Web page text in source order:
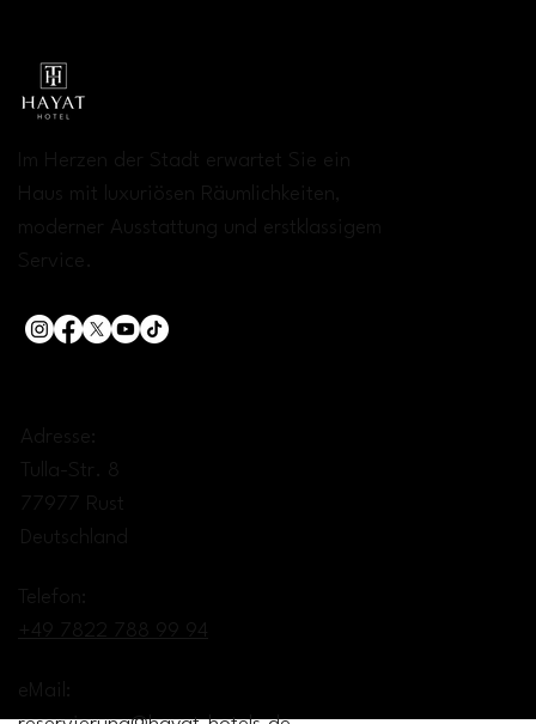
Im Herzen der Stadt erwartet Sie ein
Haus mit luxuriösen Räumlichkeiten,
moderner Ausstattung und erstklassigem
Service.
Adresse:
Tulla-Str. 8
77977 Rust
Deutschland
Telefon:
+49 7822 788 99 94
eMail: